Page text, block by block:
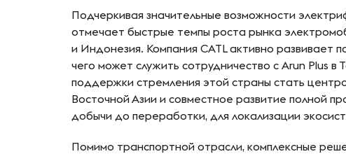
Подчеркивая значительные возможности
отмечает быстрые темпы роста рынка
и Индонезия. Компания CATL активно развивает
чего может служить сотрудничество с Arun Plus в
поддержки стремления этой страны стать
Восточной Азии и совместное развитие полной
добычи до переработки, для локализации
Помимо транспортной отрасли, комплексные